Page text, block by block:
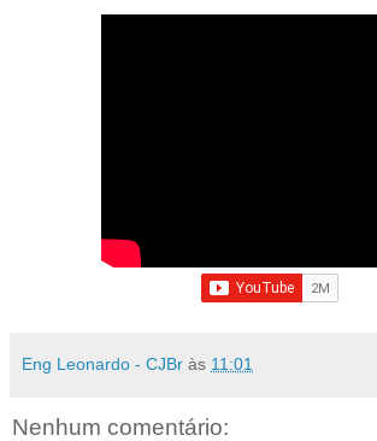
Eng Leonardo - CJBr às 11:01
Nenhum comentário: